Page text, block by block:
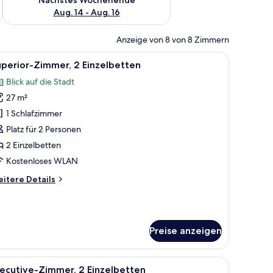
Aug. 14 - Aug. 16
Anzeige von 8 von 8 Zimmern
Minibar, Schreibtisch, schallisolierte Zimmer
Ein modernes Hotelzimmer mit zwei Betten,
10 Zimmer, 2 Einzelbetten
Blick auf die Stadt
27 m²
1 Schlafzimmer
Platz für 2 Personen
2 Einzelbetten
Kostenloses WLAN
Details
Preise anzeigen
auf die Stadt und einem großen Fenster.
Blick auf die Stadt und modernem Design.Ein modernes Hotelzimmer mit zwei
7 Zimmer, 2 Einzelbetten